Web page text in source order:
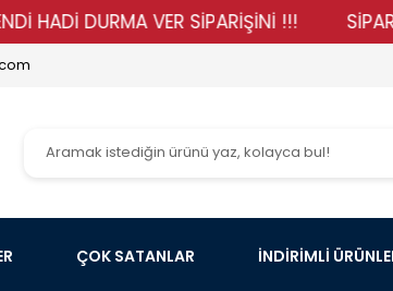
DURMA VER SİPARİŞİNİ !!! SİPARİŞ
ÇOK SATANLAR İNDİRİMLİ